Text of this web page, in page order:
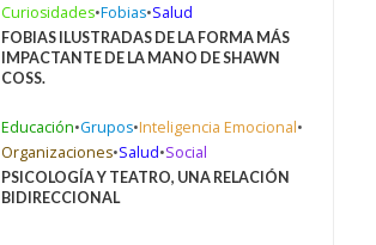
Curiosidades•Fobias•Salud
FOBIAS ILUSTRADAS DE LA FORMA MÁS
IMPACTANTE DE LA MANO DE SHAWN
COSS.
Educación•Grupos•Inteligencia Emocional•
Organizaciones•Salud•Social
PSICOLOGÍA Y TEATRO, UNA RELACIÓN
BIDIRECCIONAL